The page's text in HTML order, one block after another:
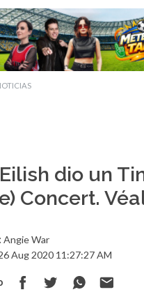
dio un
Concert.
Angie War
Aug 2020 11:27:27 AM